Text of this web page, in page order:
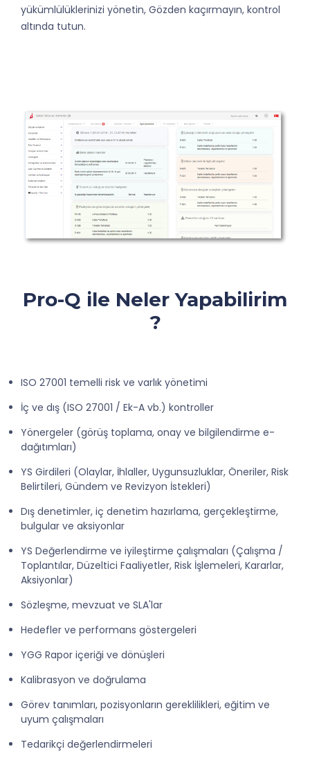
yükümlülüklerinizi yönetin, Gözden kaçırmayın, kontrol
altında tutun.
Pro-Q ile Neler Yapabilirim
?
ISO 27001 temelli risk ve varlık yönetimi
İç ve dış (ISO 27001 / Ek-A vb.) kontroller
Yönergeler (görüş toplama, onay ve bilgilendirme e-
dağıtımları)
YS Girdileri (Olaylar, İhlaller, Uygunsuzluklar, Öneriler, Risk
Belirtileri, Gündem ve Revizyon İstekleri)
Dış denetimler, iç denetim hazırlama, gerçekleştirme,
bulgular ve aksiyonlar
YS Değerlendirme ve iyileştirme çalışmaları (Çalışma /
Toplantılar, Düzeltici Faaliyetler, Risk İşlemeleri, Kararlar,
Aksiyonlar)
Sözleşme, mevzuat ve SLA'lar
Hedefler ve performans göstergeleri
YGG Rapor içeriği ve dönüşleri
Kalibrasyon ve doğrulama
Görev tanımları, pozisyonların gereklilikleri, eğitim ve
uyum çalışmaları
Tedarikçi değerlendirmeleri